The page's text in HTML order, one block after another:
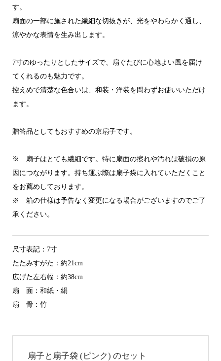
す。
扇面の一部に施された繊細な切抜きが、光をやわらかく通し、
涼やかな表情を生み出します。
7寸のゆったりとしたサイズで、扇ぐたびに心地よい風を届け
てくれるのも魅力です。
控えめで清楚な色合いは、和装・洋装を問わずお使いいただけ
ます。
贈答品としてもおすすめの京扇子です。
※ 扇子はとても繊細です。特に扇面の擦れや汚れは破損の原
因につながります。持ち運ぶ際は扇子袋に入れていただくこと
をお薦めしております。
※ 箱の仕様は予告なく変更になる場合がございますのでご了
承ください。
尺寸表記：7寸
たたみすがた：約21cm
広げた左右幅：約38cm
扇 面：和紙・絹
扇 骨：竹
扇子と扇子袋 (ピンク) のセット